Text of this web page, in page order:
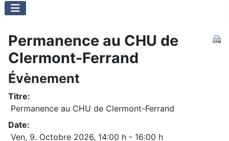
Permanence au CHU de
Clermont-Ferrand
Évènement
Titre:
Permanence au CHU de Clermont-Ferrand
Date:
Ven, 9. Octobre 2026, 14:00 h - 16:00 h